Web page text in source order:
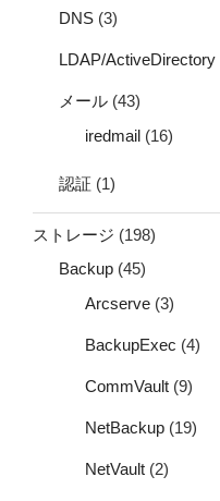
DNS (3)
LDAP/ActiveDirectory
メール (43)
iredmail (16)
認証 (1)
ストレージ (198)
Backup (45)
Arcserve (3)
BackupExec (4)
CommVault (9)
NetBackup (19)
NetVault (2)